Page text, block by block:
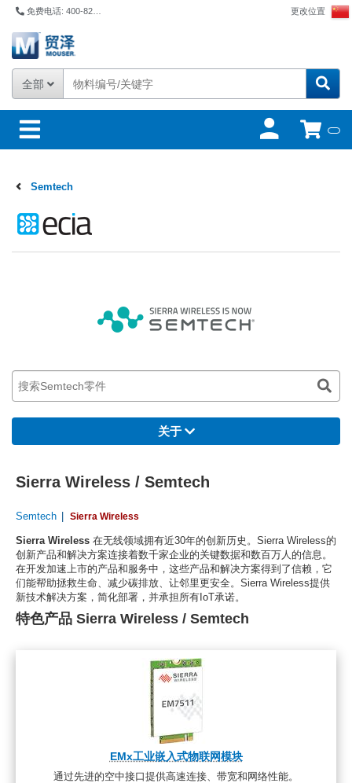
免费电话: 400-821-6111 更改位置
全部
Semtech
关于
Sierra Wireless / Semtech
Semtech Sierra Wireless
Sierra Wireless 在无线领域拥有近30年的创新历史。Sierra Wireless的
创新产品和解决方案连接着数千家企业的关键数据和数百万人的信息。
在开发加速上市的产品和服务中，这些产品和解决方案得到了信赖，它
们能帮助拯救生命、减少碳排放、让邻里更安全。Sierra Wireless提供
新技术解决方案，简化部署，并承担所有IoT承诺。
特色产品 Sierra Wireless / Semtech
EMx工业嵌入式物联网模块
通过先进的空中接口提供高速连接、带宽和网络性能。